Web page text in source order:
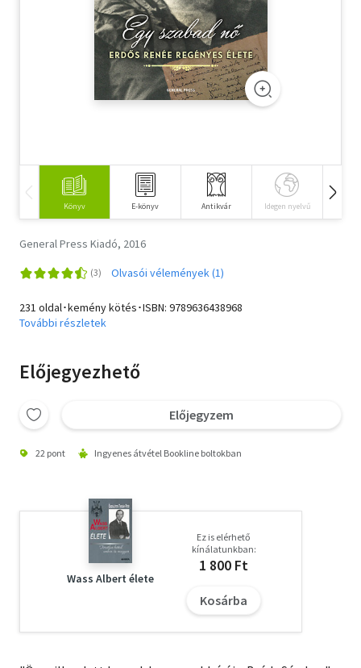
Tankönyv, segédkönyv
Társadalomtudomány
Természettudomány
Könyv E-könyv Antikvár Idegen nyelvű
General Press Kiadó, 2016
Olvasói vélemények (1)
231 oldal･kemény kötés･ISBN: 9789636438968
További részletek
Előjegyezhető
Előjegyzem
22 pont Ingyenes átvétel Bookline boltokban
Wass Albert élete
Ez is elérhető
kínálatunkban:
1 800 Ft
Kosárba